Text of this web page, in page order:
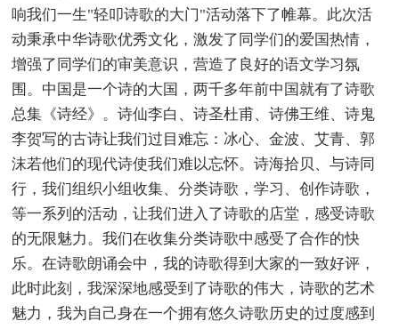
响我们一生"轻叩诗歌的大门"活动落下了帷幕。此次活
动秉承中华诗歌优秀文化，激发了同学们的爱国热情，
增强了同学们的审美意识，营造了良好的语文学习氛
围。中国是一个诗的大国，两千多年前中国就有了诗歌
总集《诗经》。诗仙李白、诗圣杜甫、诗佛王维、诗鬼
李贺写的古诗让我们过目难忘：冰心、金波、艾青、郭
沫若他们的现代诗使我们难以忘怀。诗海拾贝、与诗同
行，我们组织小组收集、分类诗歌，学习、创作诗歌，
等一系列的活动，让我们进入了诗歌的店堂，感受诗歌
的无限魅力。我们在收集分类诗歌中感受了合作的快
乐。在诗歌朗诵会中，我的诗歌得到大家的一致好评，
此时此刻，我深深地感受到了诗歌的伟大，诗歌的艺术
魅力，我为自己身在一个拥有悠久诗歌历史的过度感到